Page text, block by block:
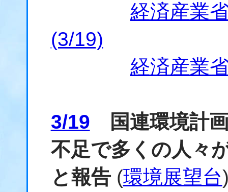
経済産業
(3/19)
経済産業
3/19 国連環境計
不足で多くの人々
と報告(環境展望台